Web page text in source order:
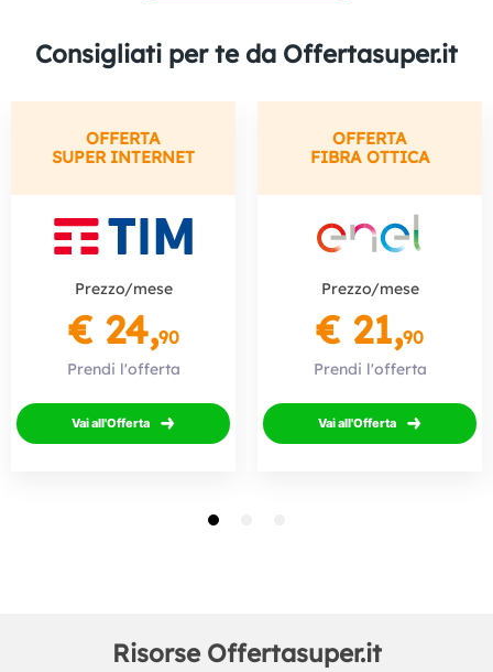
Consigliati per te da Offertasuper.it
OFFERTA
SUPER INTERNET
Prezzo/mese
€ 24,90
Prendi l'offerta
Vai all'Offerta
OFFERTA
FIBRA OTTICA
Prezzo/mese
€ 21,90
Prendi l'offerta
Vai all'Offerta
Risorse Offertasuper.it